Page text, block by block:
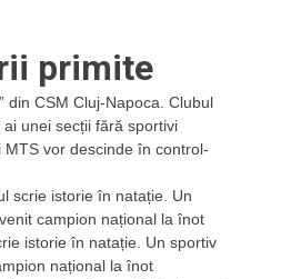
primite
din CSM Cluj-Napoca. Clubul
unei secții fără sportivi
vor descinde în control-
scrie istorie în natație. Un
campion național la înot
istorie în natație. Un sportiv
național la înot